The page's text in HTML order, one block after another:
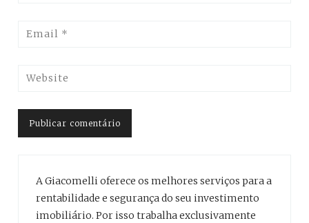
A Giacomelli oferece os melhores serviços para a
rentabilidade e segurança do seu investimento
imobiliário. Por isso trabalha exclusivamente